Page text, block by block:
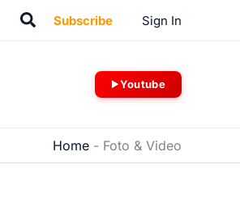
SuchenSubscribe Sign In
Youtube
Home - Foto & Video